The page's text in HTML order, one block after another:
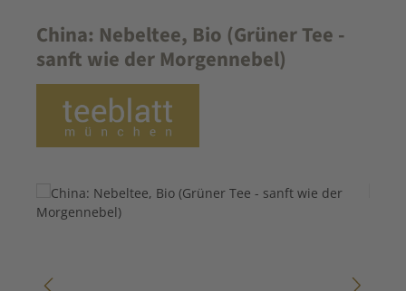
China: Nebeltee, Bio (Grüner Tee -
sanft wie der Morgennebel)
Bildergalerie überspringen